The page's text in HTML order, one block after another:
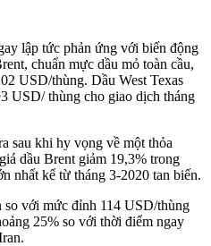
lập tức phản ứng với biến động
chuẩn mực dầu mỏ toàn cầu,
USD/thùng. Dầu West Texas
USD/ thùng cho giao dịch tháng
sau khi hy vọng về một thỏa
dầu Brent giảm 19,3% trong
nhất kể từ tháng 3-2020 tan biến.
so với mức đỉnh 114 USD/thùng
25% so với thời điểm ngay